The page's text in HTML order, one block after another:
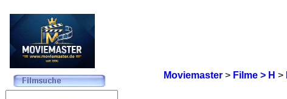
Moviemaster> Filme > H >